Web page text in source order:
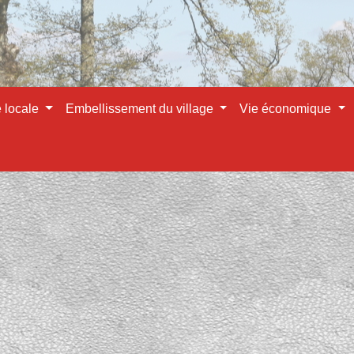
locale Embellissement du village Vie économique